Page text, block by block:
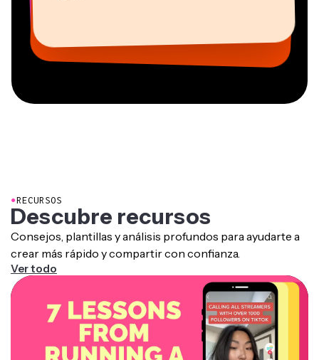
●RECURSOS
Descubre recursos
Consejos, plantillas y análisis profundos para ayudarte a
crear más rápido y compartir con confianza.
Ver todo